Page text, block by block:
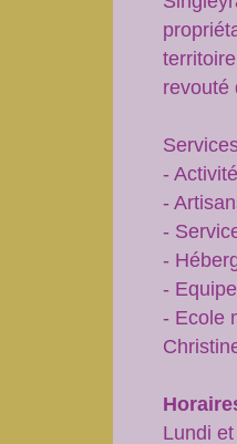
revouté
-
-
-
-
-
- Ecole
Lundi